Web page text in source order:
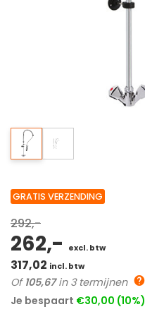
GRATIS VERZENDING
292,-
262,- excl. btw
317,02 incl. btw
Of 105,67in 3 termijnen
Je bespaart €30,00 (10%)